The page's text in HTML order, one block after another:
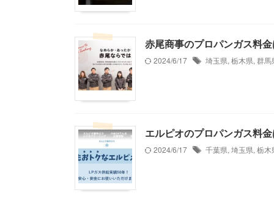
赤尾商事のプロパンガス料
2024/6/17
埼玉県, 栃木県, 群馬
エルピオのプロパンガス料
2024/6/17
千葉県, 埼玉県, 栃木